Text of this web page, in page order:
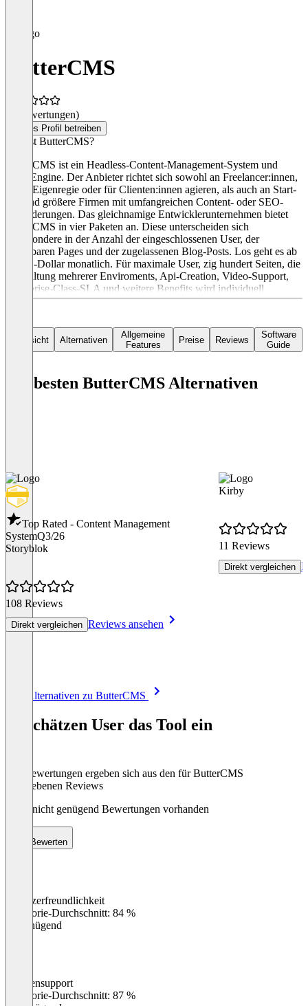
ButterCMS
(0 Bewertungen)
Dieses Profil betreiben
Was ist ButterCMS?
ButterCMS ist ein Headless-Content-Management-System und
Blog-Engine. Der Anbieter richtet sich sowohl an Freelancer:innen,
die in Eigenregie oder für Clienten:innen agieren, als auch an Start-
ups und größere Firmen mit umfangreichen Content- oder SEO-
Anforderungen. Das gleichnamige Entwicklerunternehmen bietet
ButterCMS in vier Paketen an. Diese unterscheiden sich
insbesondere in der Anzahl der eingeschlossenen User, der
erstellbaren Pages und der zugelassenen Blog-Posts. Los geht es ab
83 US-Dollar monatlich. Für maximale User, zig hundert Seiten, die
Verwaltung mehrerer Enviroments, Api-Creation, Video-Support,
Enterprise-Class-SLA und weitere Benefits wird individuell
kalkuliert. Interessent:innen können ButterCMS zunächst 30 Tage
Übersicht Alternativen
Allgemeine
Features
Preise Reviews
Software
Guide
Die besten ButterCMS Alternativen
Top Rated - Content Management
SystemQ3/26
Storyblok
108 Reviews
Direkt vergleichen Reviews ansehen
Kirby
11 Reviews
Direkt vergleichen
Alle Alternativen zu ButterCMS
So schätzen User das Tool ein
Die Bewertungen ergeben sich aus den für ButterCMS
abgegebenen Reviews
Noch nicht genügend Bewertungen vorhanden
Bewerten
Benutzerfreundlichkeit
Kategorie-Durchschnitt: 84 %
Ungenügend
Kundensupport
Kategorie-Durchschnitt: 87 %